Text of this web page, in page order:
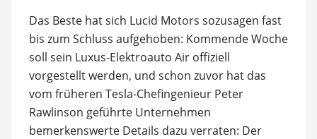
Das Beste hat sich Lucid Motors sozusagen fast
bis zum Schluss aufgehoben: Kommende Woche
soll sein Luxus-Elektroauto Air offiziell
vorgestellt werden, und schon zuvor hat das
vom früheren Tesla-Chefingenieur Peter
Rawlinson geführte Unternehmen
bemerkenswerte Details dazu verraten: Der